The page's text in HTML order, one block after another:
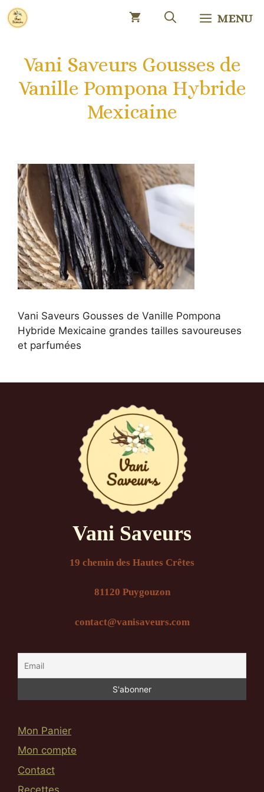
Aller
au
MENU
Vani Saveurs Gousses de
Vanille Pompona Hybride
Mexicaine
Vani Saveurs Gousses de Vanille Pompona
Hybride Mexicaine grandes tailles savoureuses
et parfumées
Vani Saveurs
19 chemin des Hautes Crêtes
81120 Puygouzon
contact@vanisaveurs.com
Mon Panier
Mon compte
Contact